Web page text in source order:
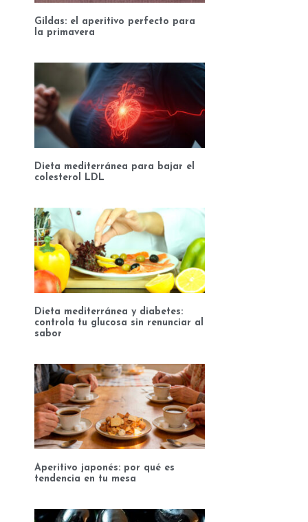
Gildas: el aperitivo perfecto para
la primavera
Dieta mediterránea para bajar el
colesterol LDL
Dieta mediterránea y diabetes:
controla tu glucosa sin renunciar al
sabor
Aperitivo japonés: por qué es
tendencia en tu mesa